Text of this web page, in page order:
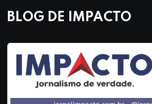
BLOG DE IMPACTO